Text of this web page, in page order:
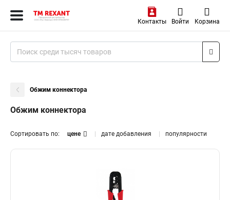
Контакты Войти Корзина
Обжим коннектора
Обжим коннектора
Сортировать по: цене дате добавления популярности